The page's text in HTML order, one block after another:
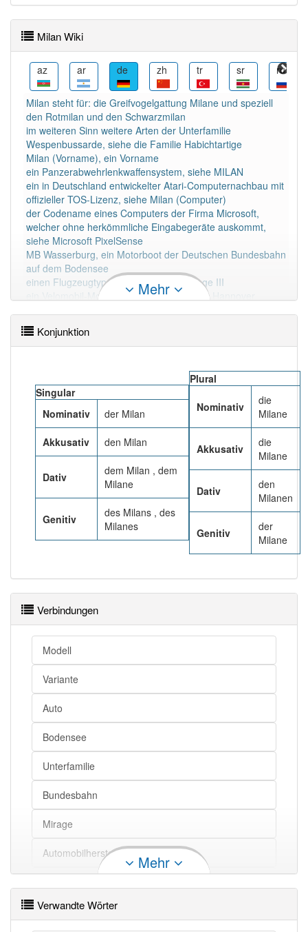
Wörter mit Endung-milanaber mit einem anderen
Artikelder: 0
korrekt erraten.
Milan Wiki
az ar de zh tr sr ru
Milan steht für: die Greifvogelgattung Milane und speziell
den Rotmilan und den Schwarzmilan
im weiteren Sinn weitere Arten der Unterfamilie
Wespenbussarde, siehe die Familie Habichtartige
Milan (Vorname), ein Vorname
ein Panzerabwehrlenkwaffensystem, siehe MILAN
ein in Deutschland entwickelter Atari-Computernachbau mit
offizieller TOS-Lizenz, siehe Milan (Computer)
der Codename eines Computers der Firma Microsoft,
welcher ohne herkömmliche Eingabegeräte auskommt,
siehe Microsoft PixelSense
MB Wasserburg, ein Motorboot der Deutschen Bundesbahn
auf dem Bodensee
einen Flugzeugtyp, als Variante der Mirage III
ein Velomobil-Model der Firma Räderwerk Hannover
ein Modell der amerikanischen Automobilmarke Mercury,
siehe Mercury Milan
einen italienischen Fußballverein, siehe AC Mailand
Mehr
Konjunktion
Singular
Nominativ
der Milan
Akkusativ den Milan
Dativ
dem Milan , dem
Milane
Genitiv
des Milans , des
Milanes
Plural
Nominativ
die
Milane
Akkusativ
die
Milane
Dativ
den
Milanen
Genitiv
der
Milane
Verbindungen
Modell
Variante
Auto
Bodensee
Unterfamilie
Bundesbahn
Mirage
Automobilhersteller
Vorname
Mehr
Verwandte Wörter